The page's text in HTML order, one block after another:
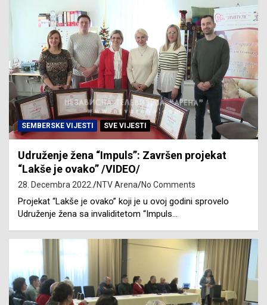
SEMBERSKE VIJESTI SVE VIJESTI
Udruženje žena “Impuls”: Završen projekat
“Lakše je ovako” /VIDEO/
28. Decembra 2022. NTV Arena No Comments
Projekat “Lakše je ovako” koji je u ovoj godini sprovelo
Udruženje žena sa invaliditetom “Impuls…